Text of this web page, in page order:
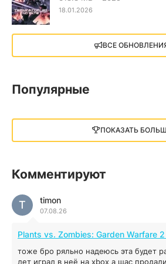
18.01.2026
X4: Foundations (2018)
13.73 GB 2018
13 ГБ 2025
illWill
04.12.2025
MAFIA: THE OLD
44.98 ГБ 2025
04.12.2025
ВСЕ
Популярные
ПОКАЗАТЬ
Комментируют
timon
07.08.26
T
Plants vs. Zombies: Garden Warfare
тоже бро ряльно надеюсь эта будет
лет играл в неё на xbox а щас продали